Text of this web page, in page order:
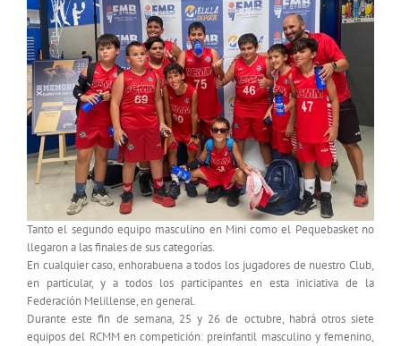
Tanto el segundo equipo masculino en Mini como el Pequebasket no
llegaron a las finales de sus categorías.
En cualquier caso, enhorabuena a todos los jugadores de nuestro Club,
en particular, y a todos los participantes en esta iniciativa de la
Federación Melillense, en general.
Durante este fin de semana, 25 y 26 de octubre, habrá otros siete
equipos del RCMM en competición: preinfantil masculino y femenino,